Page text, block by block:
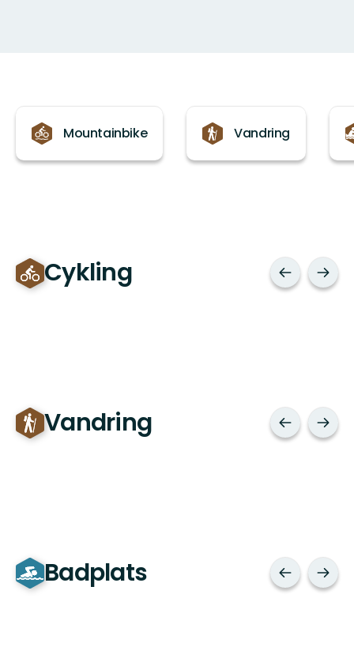
Mountainbike
Vandring
Cykling
Vandring
Badplats